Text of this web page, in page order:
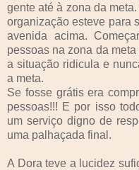
gente até à zona da
organização esteve para
avenida acima.
pessoas na zona da
a situação ridicula e
a meta.
Se fosse grátis era
pessoas!!! E por isso
um serviço digno de
uma palhaçada final.
A Dora teve a lucidez